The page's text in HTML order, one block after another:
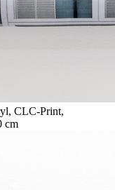
CLC-Print,
cm